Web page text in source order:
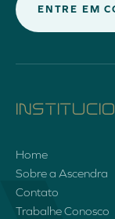
ENTRE EM
Home
Sobre a Ascendra
Contato
Trabalhe Conosco